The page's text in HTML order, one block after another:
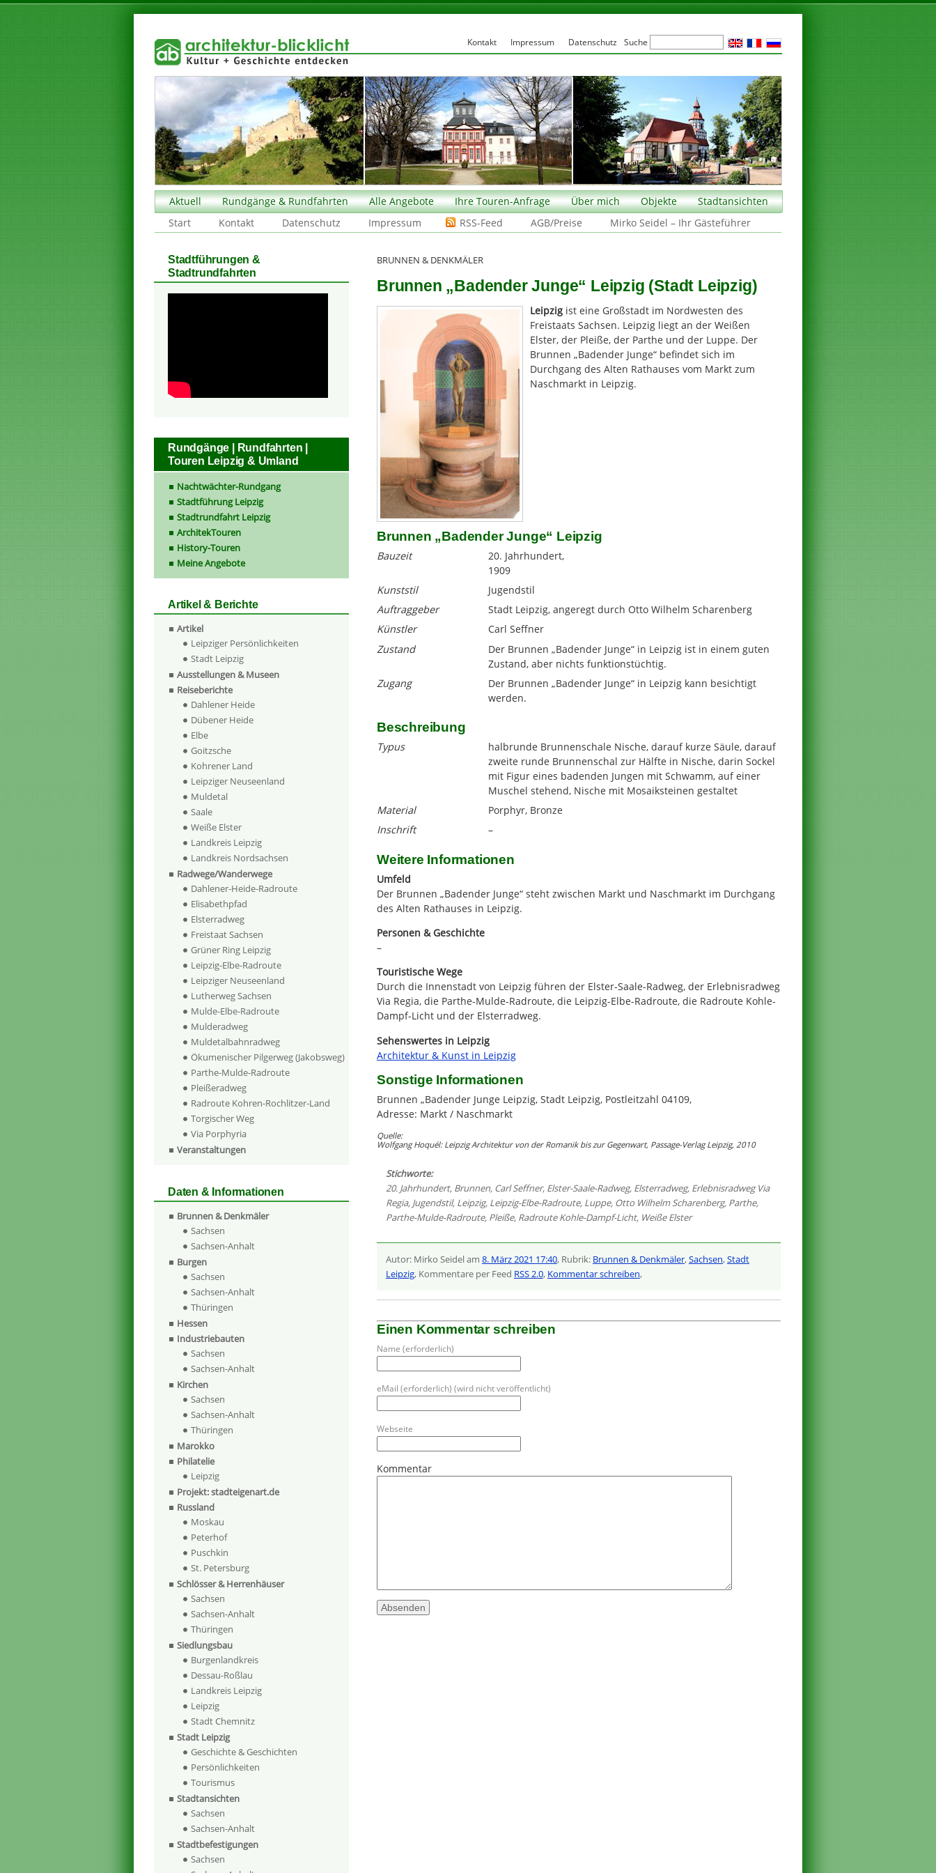
Aktuell Rundgänge & Rundfahrten Alle Angebote Ihre Touren-Anfrage Über mich Objekte
Stadtansichten
Start
Kontakt Datenschutz Impressum RSS-Feed AGB/Preise Mirko Seidel – Ihr Gästeführer
BRUNNEN & DENKMÄLER
Brunnen „Badender Junge“ Leipzig (Stadt Leipzig)
Leipzig ist eine Großstadt im Nordwesten des
Freistaats Sachsen. Leipzig liegt an der Weißen
Elster, der Pleiße, der Parthe und der Luppe. Der
Brunnen „Badender Junge“ befindet sich im
Durchgang des Alten Rathauses vom Markt zum
Naschmarkt in Leipzig.
Brunnen „Badender Junge“ Leipzig
Bauzeit
20. Jahrhundert,
1909
Kunststil
Jugendstil
Auftraggeber
Stadt Leipzig, angeregt durch Otto Wilhelm Scharenberg
Künstler
Carl Seffner
Zustand
Der Brunnen „Badender Junge“ in Leipzig ist in einem guten
Zustand, aber nichts funktionstüchtig.
Zugang
Der Brunnen „Badender Junge“ in Leipzig kann besichtigt
werden.
Beschreibung
Typus
halbrunde Brunnenschale Nische, darauf kurze Säule, darauf
zweite runde Brunnenschal zur Hälfte in Nische, darin Sockel
mit Figur eines badenden Jungen mit Schwamm, auf einer
Muschel stehend, Nische mit Mosaiksteinen gestaltet
Material
Porphyr, Bronze
Inschrift
–
Weitere Informationen
Umfeld
Der Brunnen „Badender Junge“ steht zwischen Markt und Naschmarkt im Durchgang
des Alten Rathauses in Leipzig.
Personen & Geschichte
–
Touristische Wege
Durch die Innenstadt von Leipzig führen der Elster-Saale-Radweg, der Erlebnisradweg
Via Regia, die Parthe-Mulde-Radroute, die Leipzig-Elbe-Radroute, die Radroute Kohle-
Dampf-Licht und der Elsterradweg.
Sehenswertes in Leipzig
Architektur & Kunst in Leipzig
Sonstige Informationen
Brunnen „Badender Junge Leipzig, Stadt Leipzig, Postleitzahl 04109,
Adresse: Markt / Naschmarkt
Quelle:
Wolfgang Hoquél: Leipzig Architektur von der Romanik bis zur Gegenwart, Passage-Verlag Leipzig, 2010
Stichworte:
20. Jahrhundert, Brunnen, Carl Seffner, Elster-Saale-Radweg, Elsterradweg, Erlebnisradweg Via
Regia, Jugendstil, Leipzig, Leipzig-Elbe-Radroute, Luppe, Otto Wilhelm Scharenberg, Parthe,
Parthe-Mulde-Radroute, Pleiße, Radroute Kohle-Dampf-Licht, Weiße Elster
Autor: Mirko Seidel am 8. März 2021 17:40, Rubrik: Brunnen & Denkmäler,Sachsen,Stadt
Leipzig, Kommentare per Feed RSS 2.0, Kommentar schreiben,
Einen Kommentar schreiben
Name (erforderlich)
eMail (erforderlich) (wird nicht veröffentlicht)
Webseite
Kommentar
Stadtführungen &
Stadtrundfahrten
Rundgänge | Rundfahrten |
Touren Leipzig & Umland
Nachtwächter-Rundgang
Stadtführung Leipzig
Stadtrundfahrt Leipzig
ArchitekTouren
History-Touren
Meine Angebote
Artikel & Berichte
Artikel
Leipziger Persönlichkeiten
Stadt Leipzig
Ausstellungen & Museen
Reiseberichte
Dahlener Heide
Dübener Heide
Elbe
Goitzsche
Kohrener Land
Leipziger Neuseenland
Muldetal
Saale
Weiße Elster
Landkreis Leipzig
Landkreis Nordsachsen
Radwege/Wanderwege
Dahlener-Heide-Radroute
Elisabethpfad
Elsterradweg
Freistaat Sachsen
Grüner Ring Leipzig
Leipzig-Elbe-Radroute
Leipziger Neuseenland
Lutherweg Sachsen
Mulde-Elbe-Radroute
Mulderadweg
Muldetalbahnradweg
Ökumenischer Pilgerweg (Jakobsweg)
Parthe-Mulde-Radroute
Pleißeradweg
Radroute Kohren-Rochlitzer-Land
Torgischer Weg
Via Porphyria
Veranstaltungen
Daten & Informationen
Brunnen & Denkmäler
Sachsen
Sachsen-Anhalt
Burgen
Sachsen
Sachsen-Anhalt
Thüringen
Hessen
Industriebauten
Sachsen
Sachsen-Anhalt
Kirchen
Sachsen
Sachsen-Anhalt
Thüringen
Marokko
Philatelie
Leipzig
Projekt: stadteigenart.de
Russland
Moskau
Peterhof
Puschkin
St. Petersburg
Schlösser & Herrenhäuser
Sachsen
Sachsen-Anhalt
Thüringen
Siedlungsbau
Burgenlandkreis
Dessau-Roßlau
Landkreis Leipzig
Leipzig
Stadt Chemnitz
Stadt Leipzig
Geschichte & Geschichten
Persönlichkeiten
Tourismus
Stadtansichten
Sachsen
Sachsen-Anhalt
Stadtbefestigungen
Sachsen
Kontakt Impressum Datenschutz Suche